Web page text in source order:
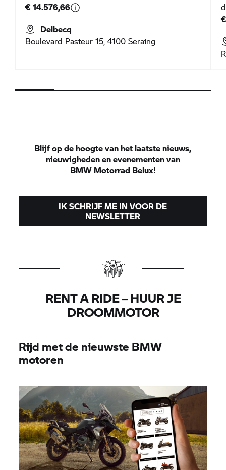
€ 14.576,66
Delbecq
Boulevard Pasteur 15, 4100 Seraing
Blijf op de hoogte van het laatste nieuws,
nieuwigheden en evenementen van
BMW Motorrad Belux!
IK SCHRIJF ME IN VOOR DE
NEWSLETTER
RENT A RIDE– HUUR JE
DROOMMOTOR
Rijd met de nieuwste BMW
motoren